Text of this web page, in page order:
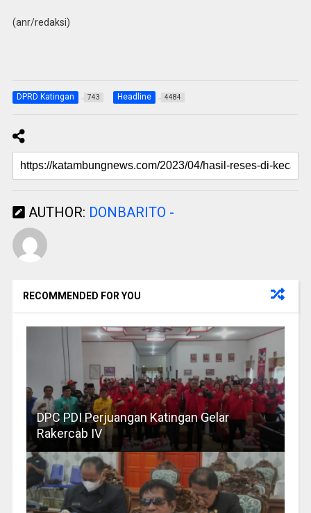
(anr/redaksi)
DPRD Katingan 743 Headline 4484
AUTHOR: DONBARITO -
RECOMMENDED FOR YOU
DPC PDI Perjuangan Katingan Gelar
Rakercab IV